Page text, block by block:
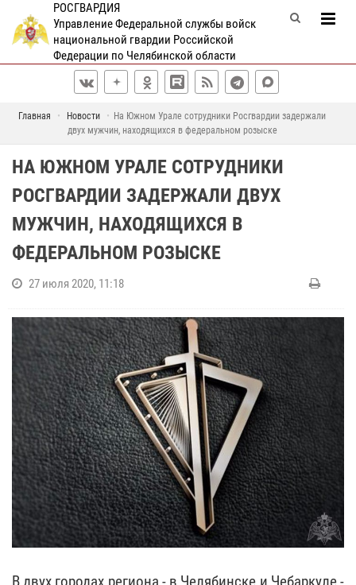
РОСГВАРДИЯ
Управление Федеральной службы войск
национальной гвардии Российской
Федерации по Челябинской области
Главная Новости
На Южном Урале сотрудники Росгвардии задержали
двух мужчин, находящихся в федеральном розыске
НА ЮЖНОМ УРАЛЕ СОТРУДНИКИ
РОСГВАРДИИ ЗАДЕРЖАЛИ ДВУХ
МУЖЧИН, НАХОДЯЩИХСЯ В
ФЕДЕРАЛЬНОМ РОЗЫСКЕ
27 июля 2020, 11:18